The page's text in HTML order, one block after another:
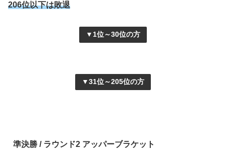
206位以下は敗退
▼1位～30位の方
▼31位～205位の方
準決勝 / ラウンド2 アッパーブラケット